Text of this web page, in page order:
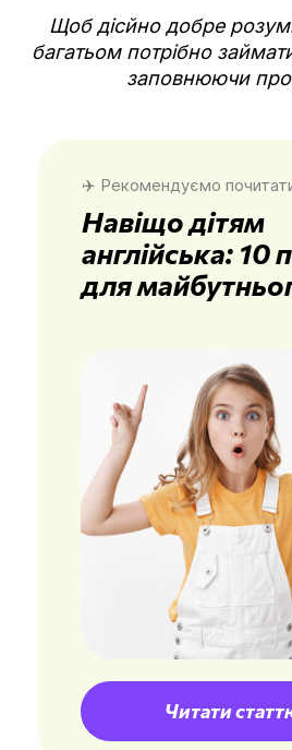
Щоб дісйно добре
багатьом потрібно
заповнюючи
✈️ Рекомендуємо
Навіщо дітям
англійська: 10
для
Читати